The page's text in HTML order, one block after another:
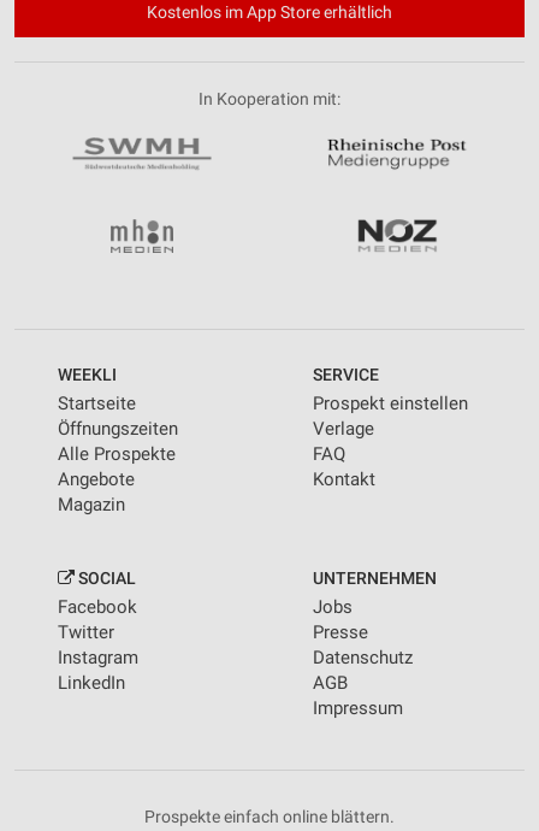
Kostenlos im App Store erhältlich
In Kooperation mit:
WEEKLI
Startseite
Öffnungszeiten
Alle Prospekte
Angebote
Magazin
SERVICE
Prospekt einstellen
Verlage
FAQ
Kontakt
SOCIAL
Facebook
Twitter
Instagram
LinkedIn
UNTERNEHMEN
Jobs
Presse
Datenschutz
AGB
Impressum
Prospekte einfach online blättern.